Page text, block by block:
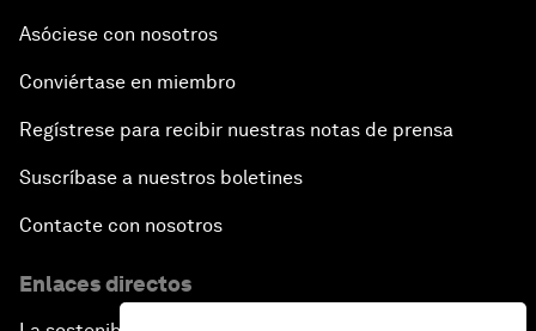
Asóciese con nosotros
Conviértase en miembro
Regístrese para recibir nuestras notas de prensa
Suscríbase a nuestros boletines
Contacte con nosotros
Enlaces directos